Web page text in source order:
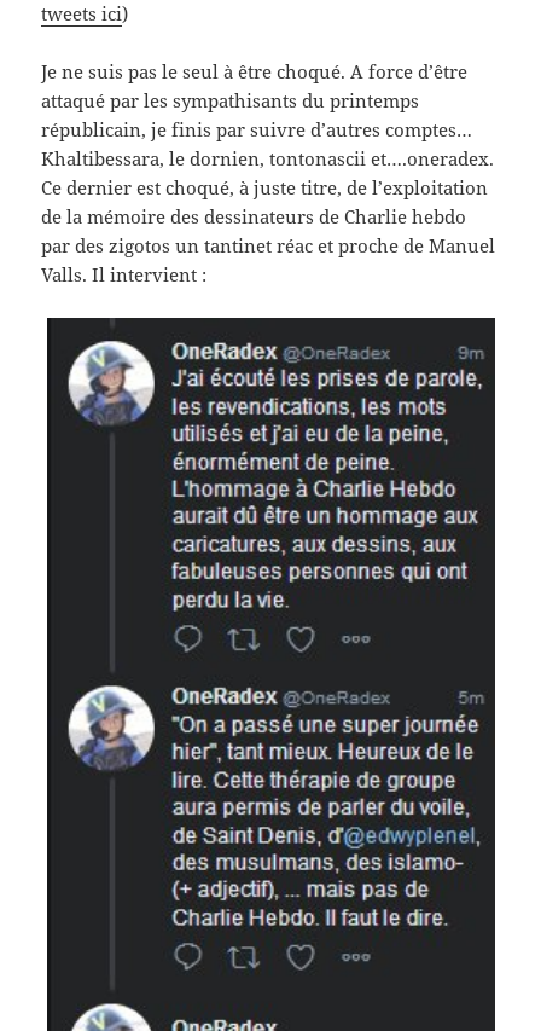
tweets ici)
Je ne suis pas le seul à être choqué. A force d’être
attaqué par les sympathisants du printemps
républicain, je finis par suivre d’autres comptes…
Khaltibessara, le dornien, tontonascii et….oneradex.
Ce dernier est choqué, à juste titre, de l’exploitation
de la mémoire des dessinateurs de Charlie hebdo
par des zigotos un tantinet réac et proche de Manuel
Valls. Il intervient :